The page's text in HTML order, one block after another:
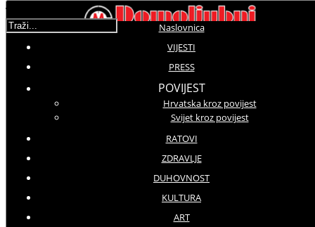
Naslovnica
VIJESTI
PRESS
POVIJEST
Hrvatska kroz povijest
Svijet kroz povijest
RATOVI
ZDRAVLJE
DUHOVNOST
KULTURA
ART
Traži...
Molimo ocijenite
Nedjelja, 01 Listopad 2017 13:15
Svečano misno slavlje predvodio
je zadarski nadbiskup
mons.
Želimir Puljić